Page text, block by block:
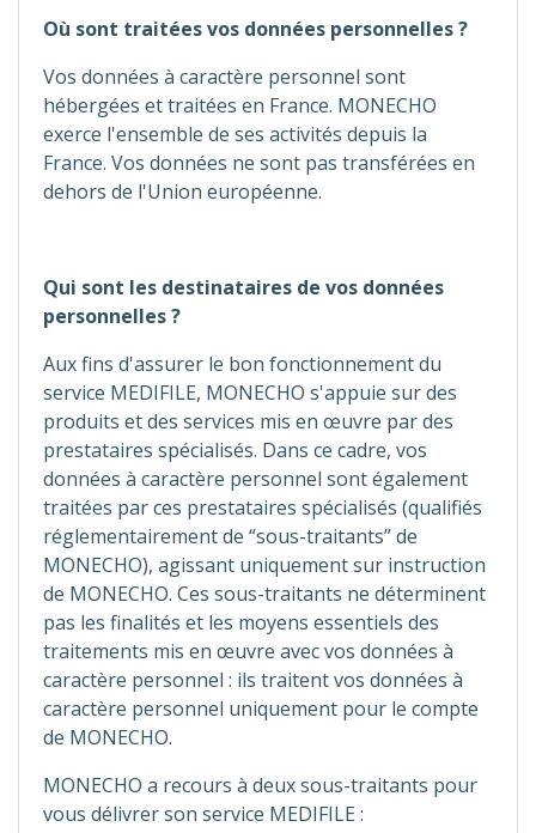
Où sont traitées vos données personnelles ?
Vos données à caractère personnel sont
hébergées et traitées en France. MONECHO
exerce l'ensemble de ses activités depuis la
France. Vos données ne sont pas transférées en
dehors de l'Union européenne.
Qui sont les destinataires de vos données
personnelles ?
Aux fins d'assurer le bon fonctionnement du
service MEDIFILE, MONECHO s'appuie sur des
produits et des services mis en œuvre par des
prestataires spécialisés. Dans ce cadre, vos
données à caractère personnel sont également
traitées par ces prestataires spécialisés (qualifiés
réglementairement de “sous-traitants” de
MONECHO), agissant uniquement sur instruction
de MONECHO. Ces sous-traitants ne déterminent
pas les finalités et les moyens essentiels des
traitements mis en œuvre avec vos données à
caractère personnel : ils traitent vos données à
caractère personnel uniquement pour le compte
de MONECHO.
MONECHO a recours à deux sous-traitants pour
vous délivrer son service MEDIFILE :